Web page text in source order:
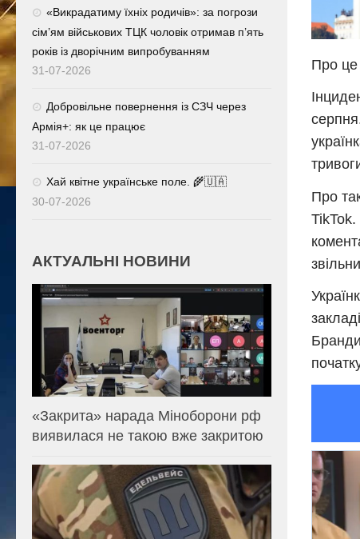
Про
Про
TikTok.
«Викрадатиму їхніх родичів»: за погрози
сім’ям військових ТЦК чоловік отримав п’ять
років із дворічним випробуванням
31-07-2026
Добровільне повернення із СЗЧ через
Армія+: як це працює
31-07-2026
Хай квітне українське поле. 🌾🇺🇦
30-07-2026
АКТУАЛЬНІ НОВИНИ
«Закрита» нарада Міноборони рф
виявилася не такою вже закритою